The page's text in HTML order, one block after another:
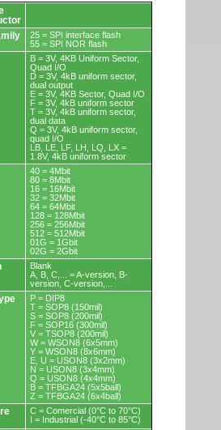
25 = SPI interface flash
55 = SPI NOR flash
B = 3V, 4KB Uniform Sector,
Quad I/O
D = 3V, 4kB uniform sector,
dual output
E = 3V, 4KB Sector, Quad I/O
F = 3V, 4kB uniform sector
T = 3V, 4kB uniform sector,
dual data
Q = 3V, 4kB uniform sector,
quad I/O
LB, LE, LF, LH, LQ, LX =
1.8V, 4kB uniform sector
40 = 4Mbit
80 = 8Mbit
16 = 16Mbit
32 = 32Mbit
64 = 64Mbit
128 = 128Mbit
256 = 256Mbit
512 = 512Mbit
01G = 1Gbit
02G = 2Gbit
Blank
A, B, C,... = A-version, B-
version, C-version,...
P = DIP8
T = SOP8 (150mil)
S = SOP8 (200mil)
F = SOP16 (300mil)
V = TSOP8 (200mil)
W = WSON8 (6x5mm)
Y = WSON8 (8x6mm)
E, U = USON8 (3x2mm)
N = USON8 (3x4mm)
Q = USON8 (4x4mm)
B = TFBGA24 (5x5ball)
Z = TFBGA24 (6x4ball)
C = Comercial (0°C to 70°C)
I = Industrial (-40°C to 85°C)